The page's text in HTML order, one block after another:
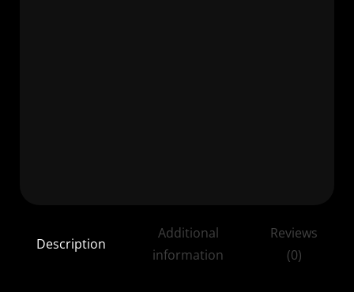
Description
Additional
information
Reviews
(0)